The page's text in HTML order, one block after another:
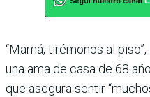
“Mamá, tirémonos al
una ama de casa de 68
que asegura sentir